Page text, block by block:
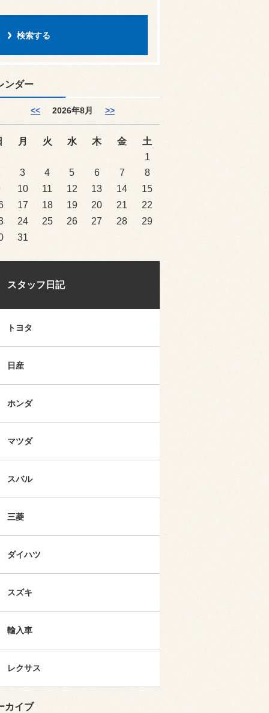
ンダー
<< 2026年8月 >>
月 火 水 木 金
土
1
3 4 5 6 7
8
10 11 12 13 14
15
17 18 19 20 21
22
24 25 26 27 28
29
31
スタッフ日記
トヨタ
日産
ホンダ
マツダ
スバル
三菱
ダイハツ
スズキ
輸入車
レクサス
カイブ